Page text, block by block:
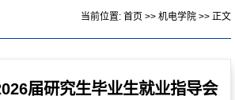
当前位置: 首页 >> 机电学院 >> 正文
届研究生毕业生就业指导会